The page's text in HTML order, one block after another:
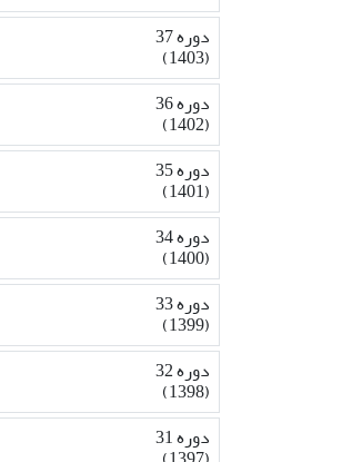
دوره 37
(1403)
دوره 36
(1402)
دوره 35
(1401)
دوره 34
(1400)
دوره 33
(1399)
دوره 32
(1398)
دوره 31